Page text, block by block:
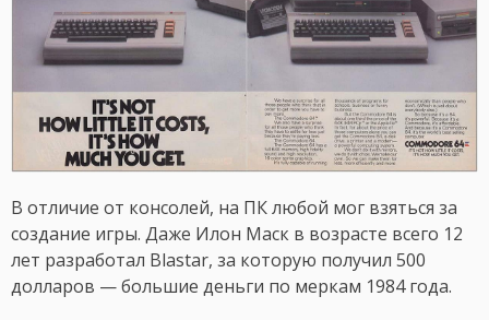
В отличие от консолей, на ПК любой мог взяться за
создание игры. Даже Илон Маск в возрасте всего 12
лет разработал Blastar, за которую получил 500
долларов — большие деньги по меркам 1984 года.